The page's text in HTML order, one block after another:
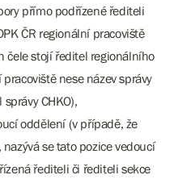
přímo podřízené řediteli
ČR regionální pracoviště
čele stojí ředitel regionálního
nese název správy
CHKO),
oddělení (v případě, že
se tato pozice vedoucí
řediteli či řediteli sekce